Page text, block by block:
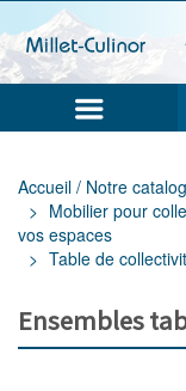
Accueil / Notre
Mobilier pour
vos espaces
Table de
Ensembles